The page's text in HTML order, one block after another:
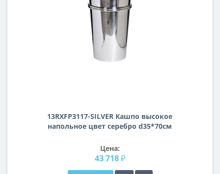
13RXFP3117-SILVER Кашпо высокое
напольное цвет серебро d35*70см
Цена:
43 718 ₽